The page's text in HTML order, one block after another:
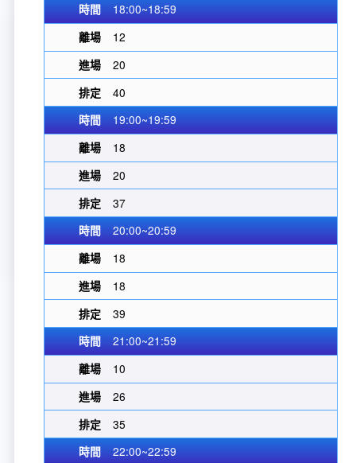
18:00~18:59
12
20
40
19:00~19:59
18
20
37
20:00~20:59
18
18
39
21:00~21:59
10
26
35
22:00~22:59